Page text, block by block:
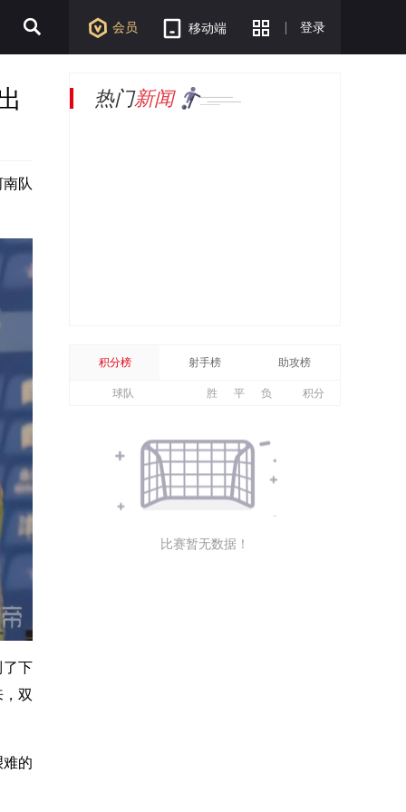
会员 移动端 登录
队
了下
双
的
热门新闻
积分榜 射手榜 助攻榜
球队 胜 平 负 积分
比赛暂无数据！